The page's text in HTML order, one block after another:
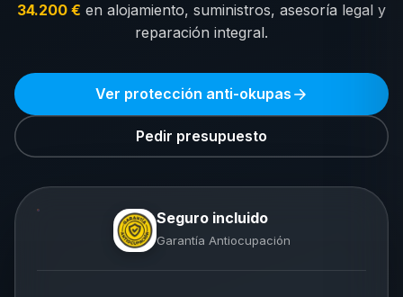
34.200 € en alojamiento, suministros, asesoría legal y
reparación integral.
Ver protección anti-okupas
Pedir presupuesto
Seguro incluido
Garantía Antiocupación